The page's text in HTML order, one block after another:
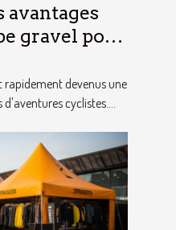
avantages
gravel pour
rapidement devenus une
cyclistes....